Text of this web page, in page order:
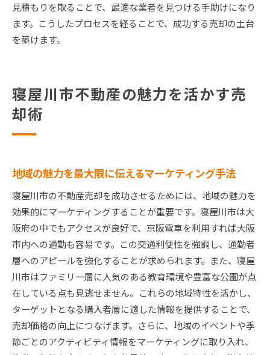
見積もりを取ることで、最適な業者を見つける手助けになり
ます。こうしたプロセスを経ることで、成功する売却の土台
を築けます。
寝屋川市不動産の魅力を活かす売
却術
地域の魅力を最大限に伝えるマーケティング手法
寝屋川市の不動産売却を成功させるためには、地域の魅力を
効果的にマーケティングすることが重要です。寝屋川市は大
阪府の中でもアクセスが良好で、京阪電車を利用すれば大阪
市内への通勤も容易です。この交通利便性を強調し、通勤者
層へのアピールを強化することが求められます。また、寝屋
川市はファミリー層に人気のある教育環境や豊富な公園が点
在している点も見逃せません。これらの地域特性を活かし、
ターゲットとなる購入者層に適した情報を提供することで、
売却価格の向上につなげます。さらに、地域のイベントや季
節ごとのアクティビティ情報をマーケティングに取り入れ、